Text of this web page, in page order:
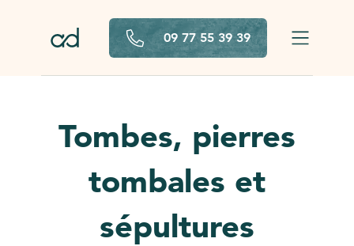
09 77 55 39 39
Tombes, pierres
tombales et
sépultures